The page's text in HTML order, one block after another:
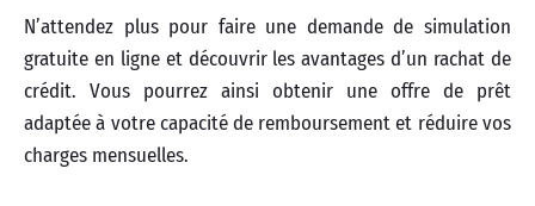
N’attendez plus pour faire une demande de simulation
gratuite en ligne et découvrir les avantages d’un rachat de
crédit. Vous pourrez ainsi obtenir une offre de prêt
adaptée à votre capacité de remboursement et réduire vos
charges mensuelles.